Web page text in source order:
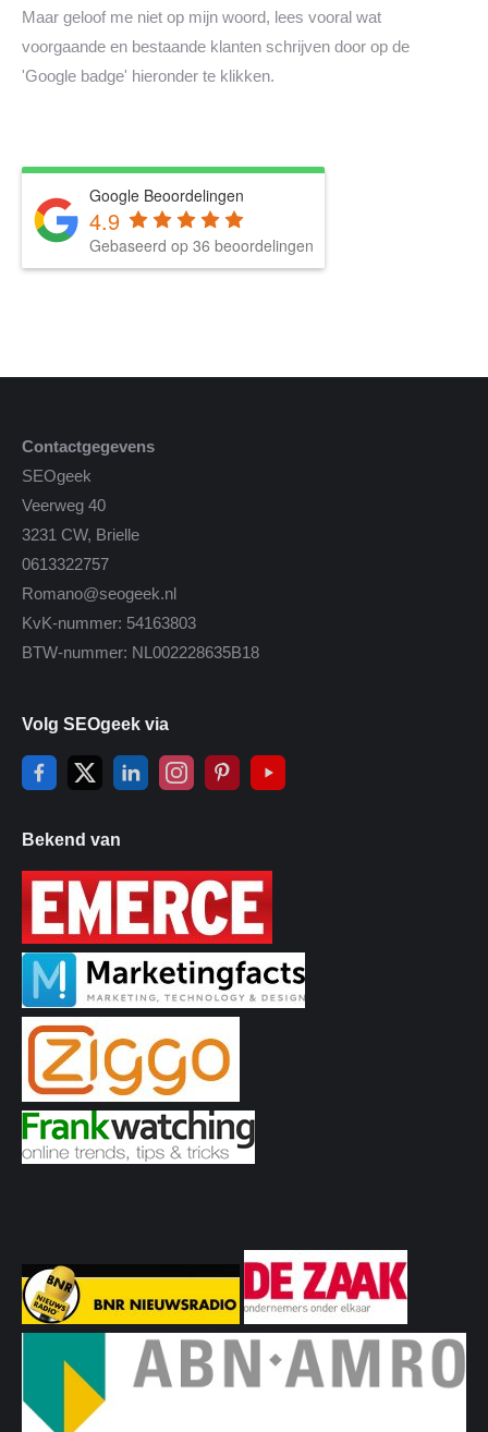
Maar geloof me niet op mijn woord, lees vooral wat
voorgaande en bestaande klanten schrijven door op de
'Google badge' hieronder te klikken.
Google Beoordelingen
4.9
Gebaseerd op 36 beoordelingen
Contactgegevens
SEOgeek
Veerweg 40
3231 CW, Brielle
0613322757
Romano@seogeek.nl
KvK-nummer: 54163803
BTW-nummer: NL002228635B18
Volg SEOgeek via
Bekend van